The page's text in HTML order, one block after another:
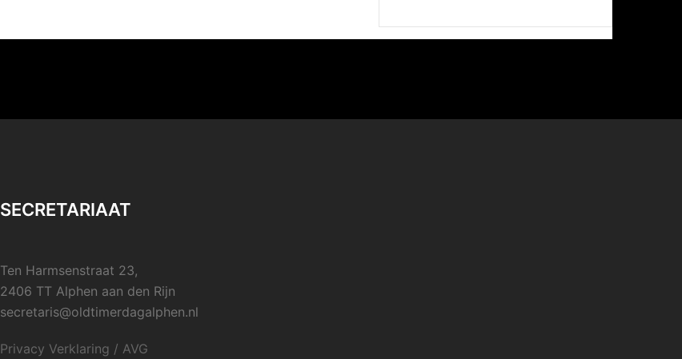
SECRETARIAAT
Ten Harmsenstraat 23,
2406 TT Alphen aan den Rijn
secretaris@oldtimerdagalphen.nl
Privacy Verklaring / AVG